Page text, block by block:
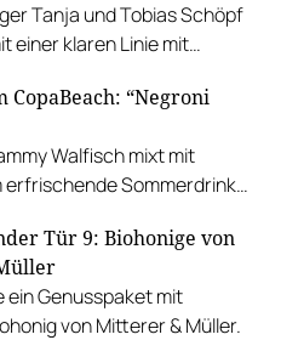
Tanja und Tobias Schöpf
einer klaren Linie mit
CopaBeach: “Negroni
Walfisch mixt mit
erfrischende Sommerdrinks
Tür 9: Biohonige von
ein Genusspaket mit
von Mitterer & Müller.